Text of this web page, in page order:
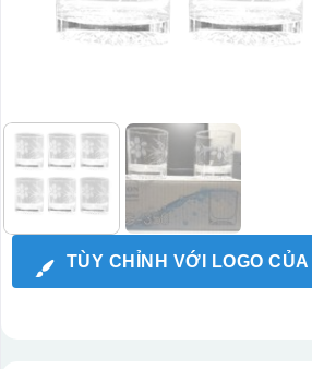
TÙY CHỈNH VỚI LOGO CỦA